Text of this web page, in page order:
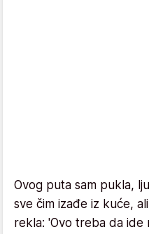
Ovog puta sam pukla,
sve čim izađe iz kuće,
rekla: 'Ovo treba da ide